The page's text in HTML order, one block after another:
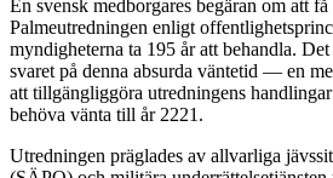
En svensk medborgares begäran om att
Palmeutredningen enligt
myndigheterna ta 195 år att behandla.
svaret på denna absurda väntetid — en
att tillgängliggöra utredningens
behöva vänta till år 2221.
Utredningen präglades av allvarliga